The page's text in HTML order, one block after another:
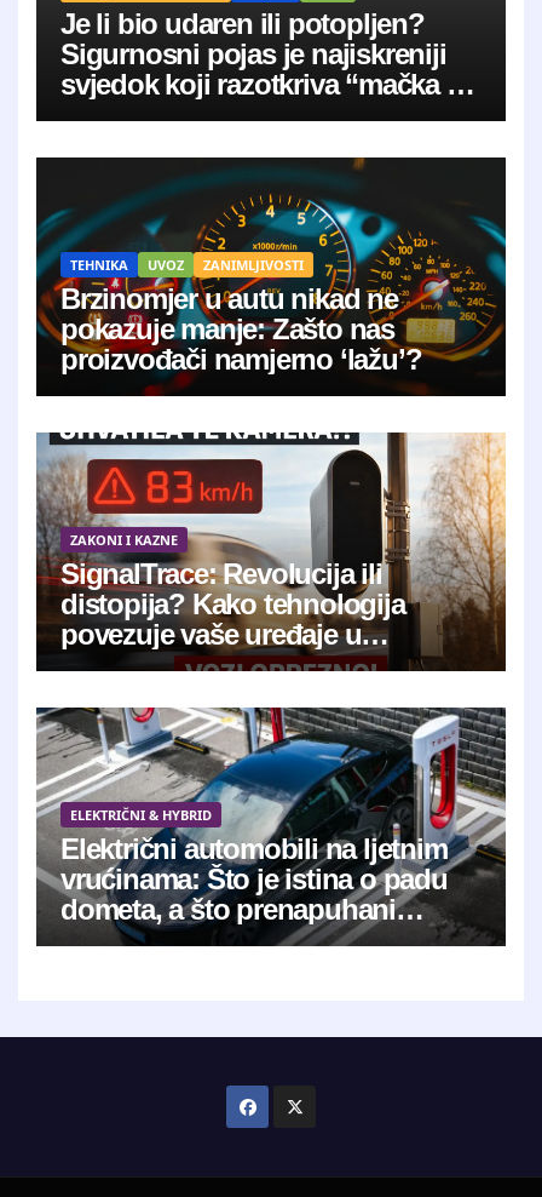
Je li bio udaren ili potopljen?
Sigurnosni pojas je najiskreniji
svjedok koji razotkriva “mačka u
vreći”
TEHNIKA UVOZ ZANIMLJIVOSTI
Brzinomjer u autu nikad ne
pokazuje manje: Zašto nas
proizvođači namjerno ‘lažu’?
ZAKONI I KAZNE
SignalTrace: Revolucija ili
distopija? Kako tehnologija
povezuje vaše uređaje u
jedinstveni digitalni otisak
ELEKTRIČNI & HYBRID
Električni automobili na ljetnim
vrućinama: Što je istina o padu
dometa, a što prenapuhani
mitovi?